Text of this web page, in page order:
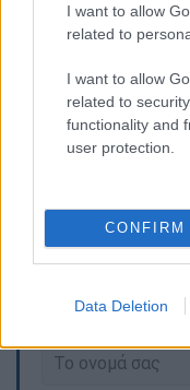
I want to allow
related to
I want to allow
related to
functionality and
user protection.
CONFIRM
Data Deletion
αστυνόμευση
την οποία
περιστατικά.
αστυνομικά
είναι
όσους
ΕΘΝΟΣ θα παρεμβαίνει
διαγράφονται